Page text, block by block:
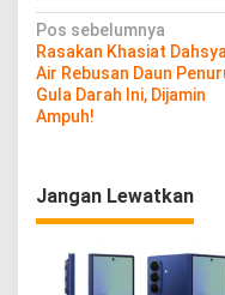
N
a
v
a
Pos sebelumnya
Rasakan Khasiat
Air Rebusan Daun
Gula Darah Ini, Dijamin
Ampuh!
Jangan Lewatkan